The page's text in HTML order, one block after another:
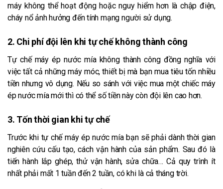
máy không thể hoạt động hoặc nguy hiểm hơn là chập điện,
cháy nổ ảnh hưởng đến tính mạng người sử dụng.
2. Chi phí đội lên khi tự chế không thành công
Tự chế máy ép nước mía không thành công đồng nghĩa với
việc tất cả những máy móc, thiết bị mà bạn mua tiêu tốn nhiều
tiền nhưng vô dụng. Nếu so sánh với việc mua một chiếc máy
ép nước mía mới thì có thể số tiền này còn đội lên cao hơn.
3. Tốn thời gian khi tự chế
Trước khi tự chế máy ép nước mía bạn sẽ phải dành thời gian
nghiên cứu cấu tạo, cách vận hành của sản phẩm. Sau đó là
tiến hành lắp ghép, thử vận hành, sửa chữa… Cả quy trình ít
nhất phải mất 1 tuần đến 2 tuần, có khi là cả tháng trời.